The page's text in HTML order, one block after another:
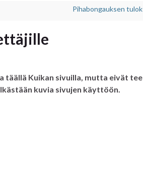
Pihabongauksen
Kuikan sivuilla, mutta eivät
kuvia sivujen käyttöön.